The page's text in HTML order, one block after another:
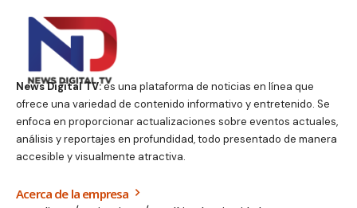
News Digital TV:es una plataforma de noticias en línea que
ofrece una variedad de contenido informativo y entretenido. Se
enfoca en proporcionar actualizaciones sobre eventos actuales,
análisis y reportajes en profundidad, todo presentado de manera
accesible y visualmente atractiva.
Acerca de la empresa